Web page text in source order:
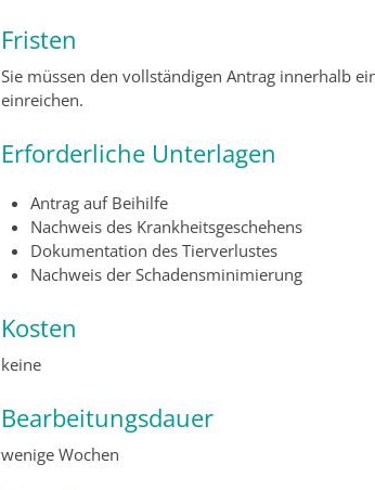
Fristen
Sie müssen den vollständigen Antrag innerhalb
einreichen.
Erforderliche Unterlagen
Antrag auf Beihilfe
Nachweis des Krankheitsgeschehens
Dokumentation des Tierverlustes
Nachweis der Schadensminimierung
Kosten
keine
Bearbeitungsdauer
wenige Wochen